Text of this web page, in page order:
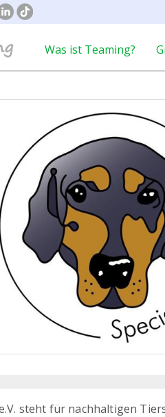
Was ist Teaming?
steht für nachhaltigen